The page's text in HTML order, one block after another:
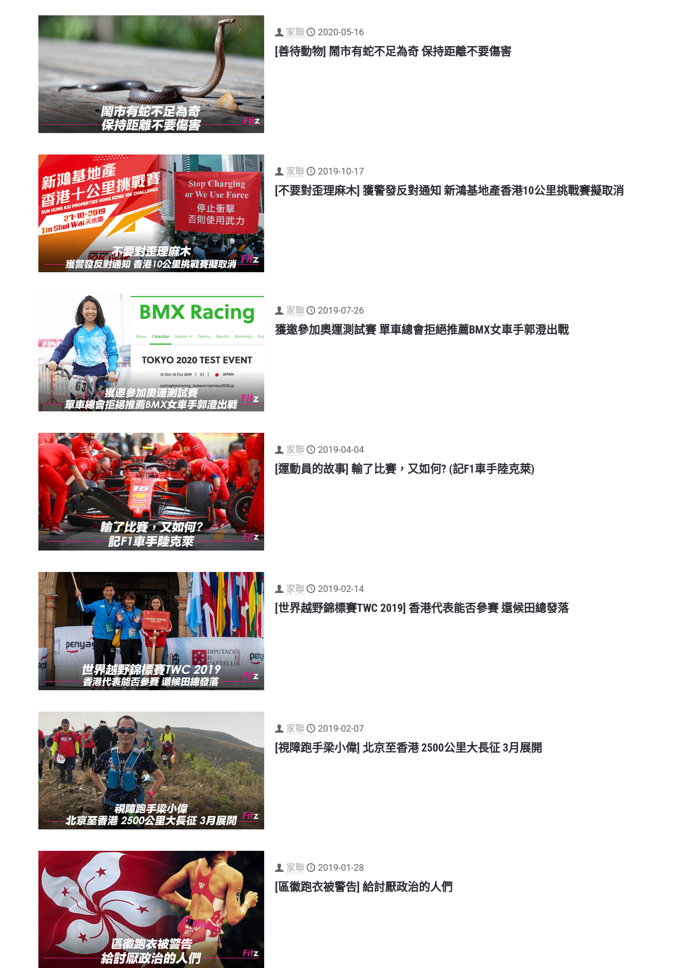
家聯 2020-05-16
[善待動物] 鬧市有蛇不足為奇 保持距離不要傷害
家聯 2019-10-17
[不要對歪理麻木] 獲警發反對通知 新鴻基地產香港10公里挑戰賽擬取消
家聯 2019-07-26
獲邀參加奧運測試賽 單車總會拒絕推薦BMX女車手郭澄出戰
家聯 2019-04-04
[運動員的故事] 輸了比賽，又如何? (記F1車手陸克萊)
家聯 2019-02-14
[世界越野錦標賽TWC 2019] 香港代表能否參賽 還候田總發落
家聯 2019-02-07
[視障跑手梁小偉] 北京至香港 2500公里大長征 3月展開
家聯 2019-01-28
[區徽跑衣被警告] 給討厭政治的人們